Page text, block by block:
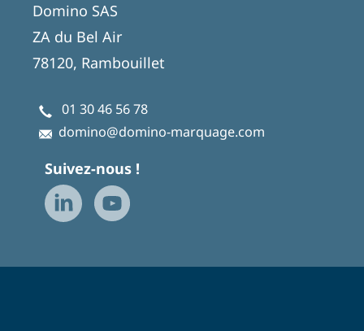
Domino SAS
ZA du Bel Air
78120, Rambouillet
01 30 46 56 78
domino@domino-marquage.com
Suivez-nous !